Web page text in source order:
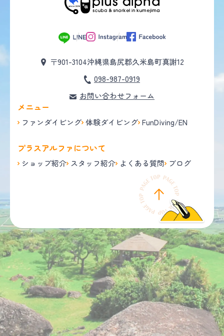
〒901-3104沖縄県島尻郡久米島町真謝12
098-987-0919
お問い合わせフォーム
メニュー
ファンダイビング 体験ダイビング FunDiving/EN
プラスアルファについて
ショップ紹介 スタッフ紹介 よくある質問 ブログ